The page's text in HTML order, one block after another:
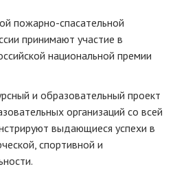
пожарно-спасательной
принимают участие в
национальной премии
и образовательный проект
организаций со всей
выдающиеся успехи в
спортивной и